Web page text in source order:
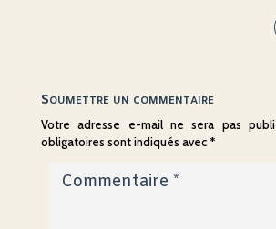
Soumettre un commentaire
Votre adresse e-mail ne sera pas
obligatoires sont indiqués avec *